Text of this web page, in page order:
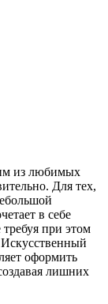
из любимых
Для тех,
в себе
при этом
оформить
лишних